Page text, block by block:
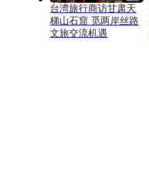
台湾旅行商访甘肃天
梯山石窟 觅两岸丝路
文旅交流机遇